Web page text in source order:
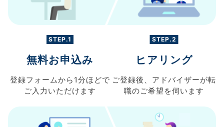
STEP.1
無料お申込み
登録フォームから 1分ほどで
ご入力 いただけます
STEP.2
ヒアリング
ご登録後、 アドバイザーが転
職のご希望を伺います